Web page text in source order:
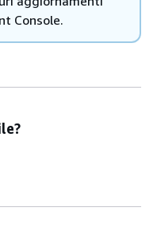
Console.